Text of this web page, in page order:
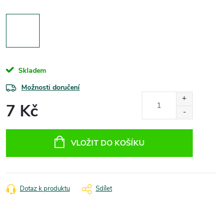
Skladem
Možnosti doručení
7 Kč
VLOŽIT DO KOŠÍKU
Dotaz k produktu Sdílet